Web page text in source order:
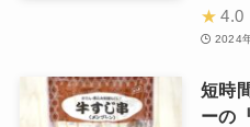
★ 4.0
2024
短時
ーの